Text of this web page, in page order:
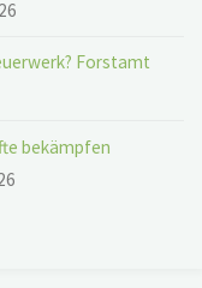
Forstamt
bekämpfen